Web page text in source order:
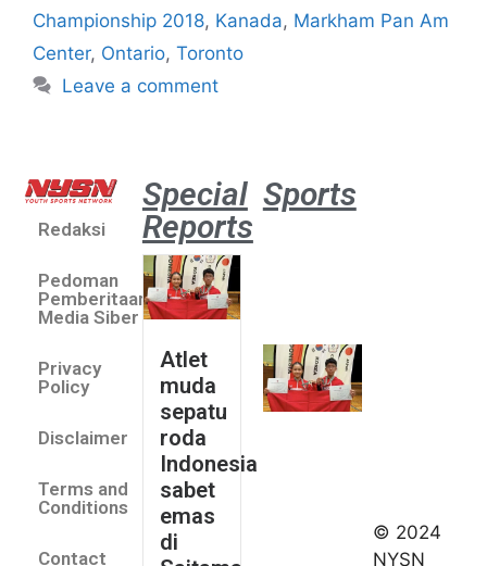
Championship 2018, Kanada, Markham Pan Am
Center, Ontario, Toronto
Leave a comment
Redaksi
Pedoman
Pemberitaan
Media Siber
Privacy
Policy
Disclaimer
Terms and
Conditions
Contact
Special
Reports
Atlet
muda
sepatu
roda
Indonesia
sabet
emas
di
Sports
2026
Indonesia
© 2024
NYSN